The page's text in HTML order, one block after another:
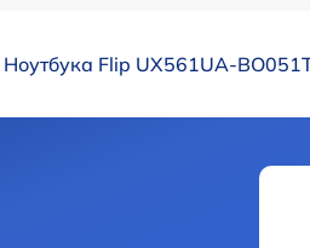
Ноутбука Flip UX561UA-